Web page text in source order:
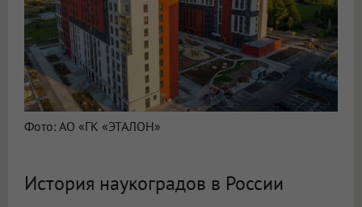
Фото: АО «ГК «ЭТАЛОН»
История наукоградов в России